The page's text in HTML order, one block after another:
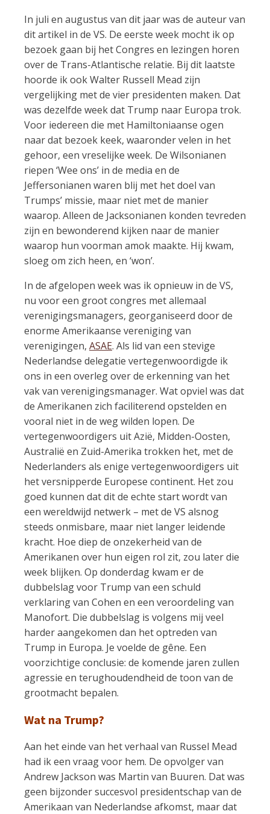
In juli en augustus van dit jaar was de auteur van
dit artikel in de VS. De eerste week mocht ik op
bezoek gaan bij het Congres en lezingen horen
over de Trans-Atlantische relatie. Bij dit laatste
hoorde ik ook Walter Russell Mead zijn
vergelijking met de vier presidenten maken. Dat
was dezelfde week dat Trump naar Europa trok.
Voor iedereen die met Hamiltoniaanse ogen
naar dat bezoek keek, waaronder velen in het
gehoor, een vreselijke week. De Wilsonianen
riepen ‘Wee ons’ in de media en de
Jeffersonianen waren blij met het doel van
Trumps’ missie, maar niet met de manier
waarop. Alleen de Jacksonianen konden tevreden
zijn en bewonderend kijken naar de manier
waarop hun voorman amok maakte. Hij kwam,
sloeg om zich heen, en ‘won’.
In de afgelopen week was ik opnieuw in de VS,
nu voor een groot congres met allemaal
verenigingsmanagers, georganiseerd door de
enorme Amerikaanse vereniging van
verenigingen, ASAE. Als lid van een stevige
Nederlandse delegatie vertegenwoordigde ik
ons in een overleg over de erkenning van het
vak van verenigingsmanager. Wat opviel was dat
de Amerikanen zich faciliterend opstelden en
vooral niet in de weg wilden lopen. De
vertegenwoordigers uit Azië, Midden-Oosten,
Australië en Zuid-Amerika trokken het, met de
Nederlanders als enige vertegenwoordigers uit
het versnipperde Europese continent. Het zou
goed kunnen dat dit de echte start wordt van
een wereldwijd netwerk – met de VS alsnog
steeds onmisbare, maar niet langer leidende
kracht. Hoe diep de onzekerheid van de
Amerikanen over hun eigen rol zit, zou later die
week blijken. Op donderdag kwam er de
dubbelslag voor Trump van een schuld
verklaring van Cohen en een veroordeling van
Manofort. Die dubbelslag is volgens mij veel
harder aangekomen dan het optreden van
Trump in Europa. Je voelde de gêne. Een
voorzichtige conclusie: de komende jaren zullen
agressie en terughoudendheid de toon van de
grootmacht bepalen.
Wat na Trump?
Aan het einde van het verhaal van Russel Mead
had ik een vraag voor hem. De opvolger van
Andrew Jackson was Martin van Buuren. Dat was
geen bijzonder succesvol presidentschap van de
Amerikaan van Nederlandse afkomst, maar dat